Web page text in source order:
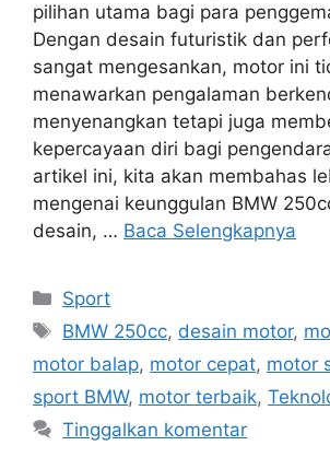
pilihan utama bagi para
Dengan desain futuristik dan
sangat mengesankan, motor ini
menawarkan pengalaman
menyenangkan tetapi juga
kepercayaan diri bagi
artikel ini, kita akan membahas
mengenai keunggulan BMW
desain, … Baca Selengkapnya
Kategori
Sport
Tag
BMW 250cc, desain motor,
motor balap, motor cepat, motor
sport BMW, motor terbaik,
Tinggalkan komentar